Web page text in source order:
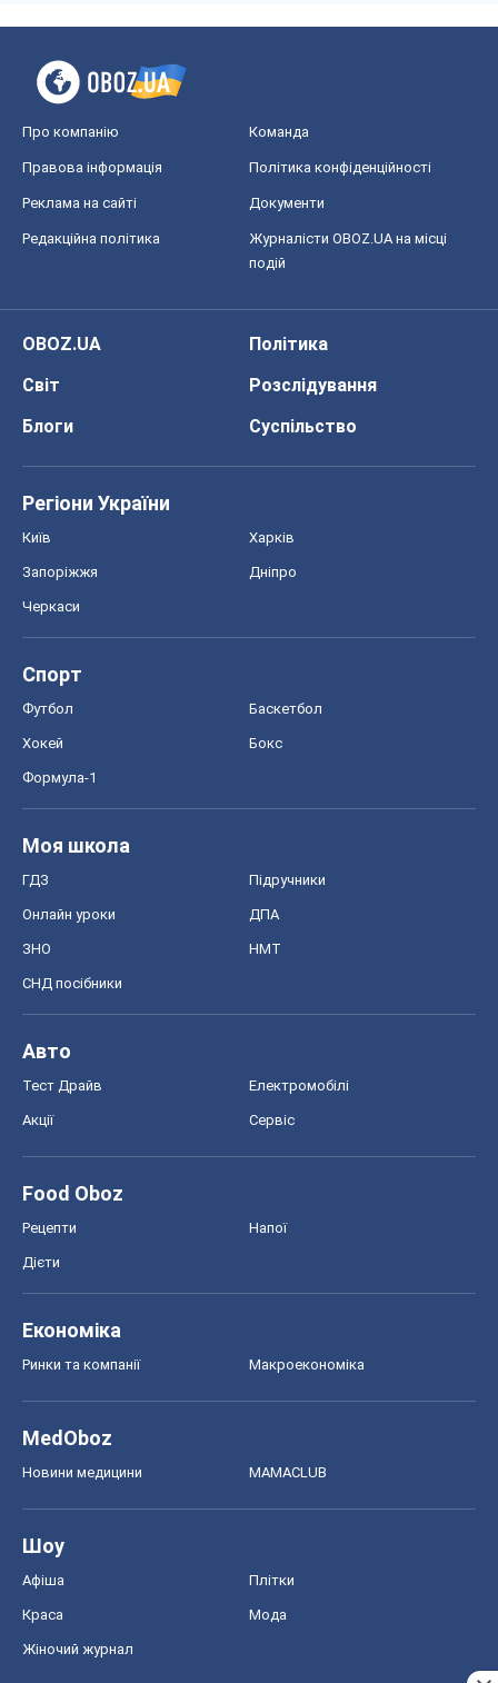
Про компанію Команда
Правова інформація Політика конфіденційності
Реклама на сайті Документи
Редакційна політика
Журналісти OBOZ.UA на місці
подій
OBOZ.UA
Політика
Світ
Розслідування
Блоги
Суспільство
Регіони України
Київ Харків
Запоріжжя Дніпро
Черкаси
Спорт
Футбол Баскетбол
Хокей Бокс
Формула-1
Моя школа
ГДЗ Підручники
Онлайн уроки ДПА
ЗНО НМТ
СНД посібники
Авто
Тест Драйв Електромобілі
Акції Сервіс
Food Oboz
Рецепти Напої
Дієти
Економіка
Ринки та компанії Макроекономіка
MedOboz
Новини медицини MAMACLUB
Шоу
Афіша Плітки
Краса Мода
Жіночий журнал